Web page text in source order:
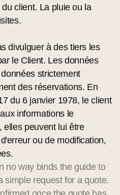
client. La pluie ou la
divulguer à des tiers les
le Client. Les données
strictement
des réservations. En
du 6 janvier 1978, le client
informations le
elles peuvent lui être
ou de modification,
no way binds the guide to
simple request for a quote.